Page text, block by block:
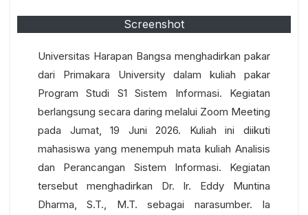
Screenshot
Universitas Harapan Bangsa menghadirkan pakar
dari Primakara University dalam kuliah pakar
Program Studi S1 Sistem Informasi. Kegiatan
berlangsung secara daring melalui Zoom Meeting
pada Jumat, 19 Juni 2026. Kuliah ini diikuti
mahasiswa yang menempuh mata kuliah Analisis
dan Perancangan Sistem Informasi. Kegiatan
tersebut menghadirkan Dr. Ir. Eddy Muntina
Dharma, S.T., M.T. sebagai narasumber. Ia